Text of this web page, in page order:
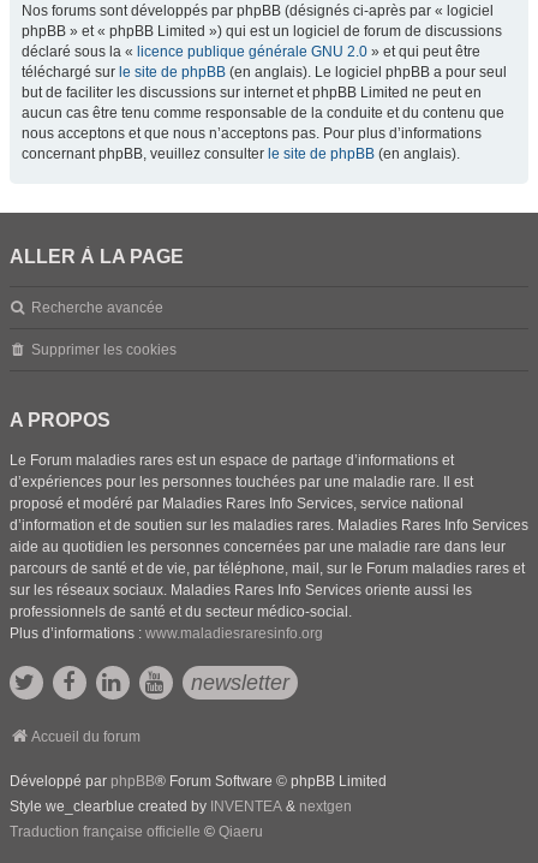
Nos forums sont développés par phpBB (désignés ci-après par « logiciel
phpBB » et « phpBB Limited ») qui est un logiciel de forum de discussions
déclaré sous la « licence publique générale GNU 2.0 » et qui peut être
téléchargé sur le site de phpBB (en anglais). Le logiciel phpBB a pour seul
but de faciliter les discussions sur internet et phpBB Limited ne peut en
aucun cas être tenu comme responsable de la conduite et du contenu que
nous acceptons et que nous n’acceptons pas. Pour plus d’informations
concernant phpBB, veuillez consulter le site de phpBB (en anglais).
ALLER À LA PAGE
Recherche avancée
Supprimer les cookies
A PROPOS
Le Forum maladies rares est un espace de partage d’informations et
d’expériences pour les personnes touchées par une maladie rare. Il est
proposé et modéré par Maladies Rares Info Services, service national
d’information et de soutien sur les maladies rares. Maladies Rares Info Services
aide au quotidien les personnes concernées par une maladie rare dans leur
parcours de santé et de vie, par téléphone, mail, sur le Forum maladies rares et
sur les réseaux sociaux. Maladies Rares Info Services oriente aussi les
professionnels de santé et du secteur médico-social.
Plus d’informations : www.maladiesraresinfo.org
newsletter
Accueil du forum
Développé par phpBB® Forum Software © phpBB Limited
Style we_clearblue created by INVENTEA & nextgen
Traduction française officielle © Qiaeru